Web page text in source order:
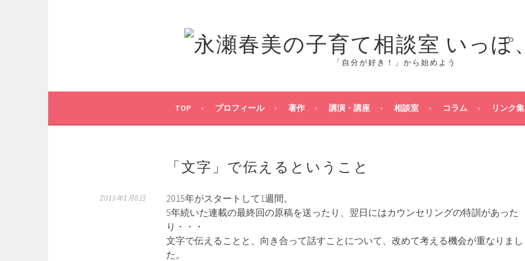
ス
「自分が好き！」から始めよう
TOP プロフィール 著作 講演・講座 相談室 コラム リンク集
「文字」で伝えるということ
2015年1月8日
2015年がスタートして1週間。
5年続いた連載の最終回の原稿を送ったり、翌日にはカウンセリングの特訓があった
り・・・
文字で伝えることと、向き合って話すことについて、改めて考える機会が重なりまし
た。